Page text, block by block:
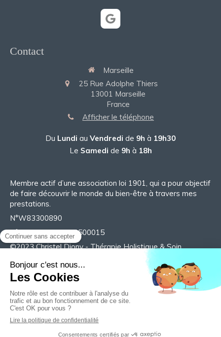
Contact
Marseille
25 Rue Adolphe Thiers
13001 Marseille
France
Afficher le téléphone
Du Lundi au Vendredi de 9h à 19h30
Le Samedi de 9h à 18h
Membre actif d’une association loi 1901, qui a pour objectif
de faire découvrir le monde du bien-être à travers mes
prestations.
N°W83300890
N°SIRET 98527718500015
©2023 Christel Diony - Thérapie Holistique & Soin
Plan du site
Mentions légales
Création et référencement du site par Simplébo